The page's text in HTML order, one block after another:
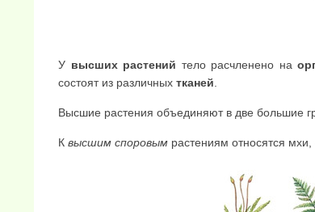
У высших растений тело расчленено на
состоят из различных тканей
Высшие растения объединяют в две большие
К высшим споровым растениям относятся